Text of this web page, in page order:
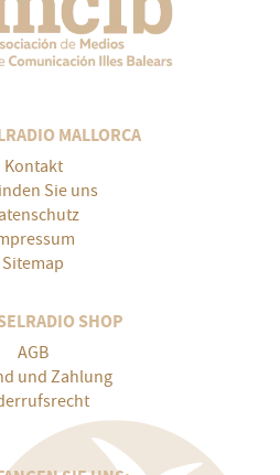
MALLORCA
Kontakt
Sie uns
Sitemap
SHOP
AGB
und Zahlung